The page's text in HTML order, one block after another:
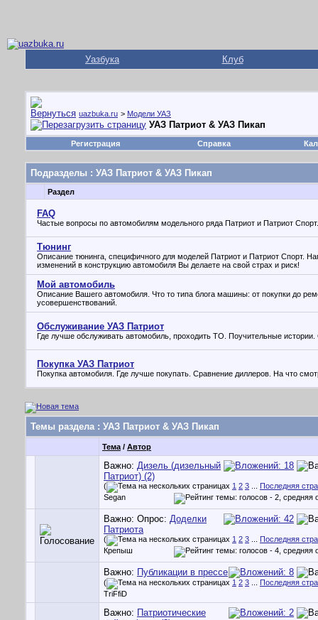
Уазбука Клуб
uazbuka.ru > Модели УАЗ
УАЗ Патриот & УАЗ Пикап
Регистрация Справка
Подразделы : УАЗ Патриот & УАЗ Пикап
Раздел
FAQ
Частые вопросы по автомобилям модельного ряда Патриот и Патриот Спорт.
Тюнинг
Описание тюнинга, специфичного для моделей Патриот и Патриот Спорт.
изменений в конструкцию автомобиля Вы делаете на свой страх и риск!
Мой автомобиль
Описание Вашего автомобиля. Что то типа блога машины: от покупки до
усовершенствований.
Обслуживание УАЗ Патриот
Где лучше обслуживать автомобиль, проходить ТО. Поучительные
Покупка УАЗ Патриот
Покупка автомобиля. Где лучше покупать. Сравнение диллеров. На что
Темы раздела: УАЗ Патриот & УАЗ Пикап
Тема / Автор
Важно: Дизель (дизельный
Патриот) (2)
( 1 2 3
Последняя
Segan
Важно: Опрос: Доделки
Патриота
( 1 2 3
Последняя
Крепыш
Важно: Публикации в прессе
( 1 2 3
Последняя
TriFfiD
Важно: Патриотические